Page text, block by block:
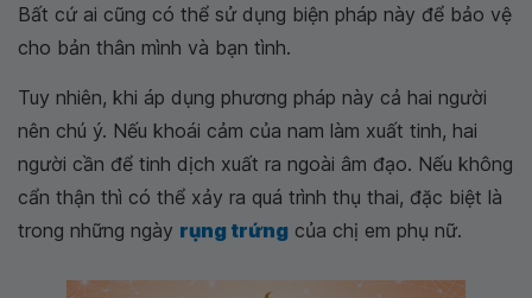
Bất cứ ai cũng có thể sử dụng biện pháp này để bảo vệ
cho bản thân mình và bạn tình.
Tuy nhiên, khi áp dụng phương pháp này cả hai người
nên chú ý. Nếu khoái cảm của nam làm xuất tinh, hai
người cần để tinh dịch xuất ra ngoài âm đạo. Nếu không
cẩn thận thì có thể xảy ra quá trình thụ thai, đặc biệt là
trong những ngày rụng trứng của chị em phụ nữ.